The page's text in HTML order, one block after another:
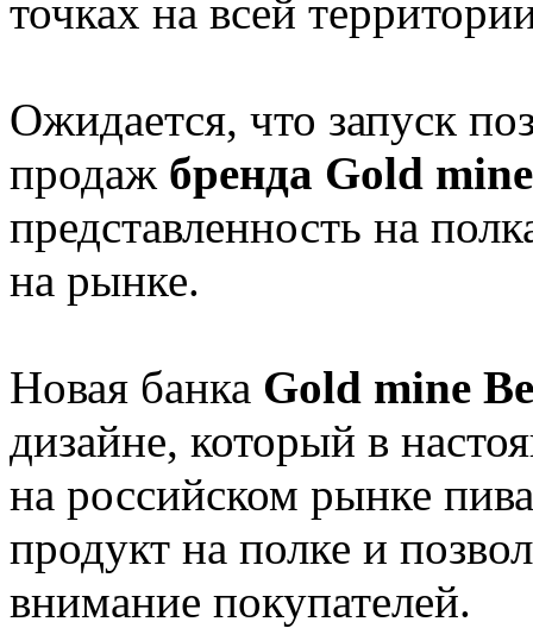
точках на всей
Ожидается, что запуск
продаж бренда Gold
представленность на
на рынке.
Новая банка Gold mine
дизайне, который в
на российском рынке
продукт на полке и
внимание покупателей.